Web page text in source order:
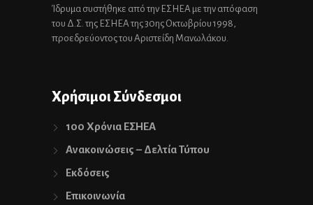
Ίδρυμα συστήθηκε από την ΕΣΗΕΑ με την απόφαση
του Δ.Σ. της ΕΣΗΕΑ της 30ης Οκτωβρίου 1998,
προεδρεύοντος του Αριστείδη Μανωλάκου.
Χρήσιμοι Σύνδεσμοι
100 Χρόνια ΕΣΗΕΑ
Ανακοινώσεις – Δελτία Τύπου
Εκδόσεις
Επικοινωνία